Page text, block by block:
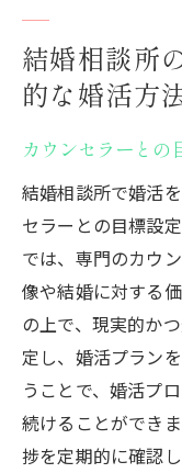
結婚相談所
的な婚活方
カウンセラーとの
結婚相談所で婚活
セラーとの目標設
では、専門のカウ
像や結婚に対する
の上で、現実的か
定し、婚活プラン
うことで、婚活プ
続けることができ
捗を定期的に確認